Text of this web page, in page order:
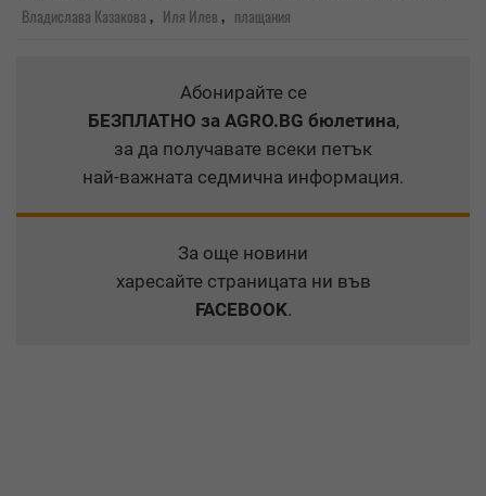
Владислава Казакова, Иля Илев, плащания
Абонирайте се
БЕЗПЛАТНО за AGRO.BG бюлетина,
за да получавате всеки петък
най-важната седмична информация.
За още новини
харесайте страницата ни във
FACEBOOK.